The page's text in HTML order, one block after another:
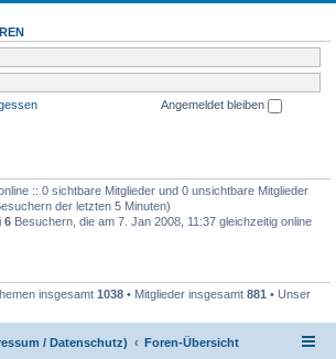
Angemeldet bleiben
:: 0 sichtbare Mitglieder und 0 unsichtbare Mitglieder
der letzten 5 Minuten)
6 Besuchern, die am 7. Jan 2008, 11:37 gleichzeitig online
insgesamt 1038 • Mitglieder insgesamt 881 • Unser
/ Datenschutz) Foren-Übersicht